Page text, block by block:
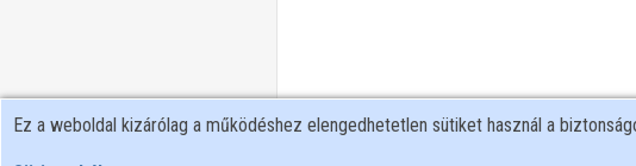
Ez a weboldal kizárólag a működéshez elengedhetetlen sütiket használ a